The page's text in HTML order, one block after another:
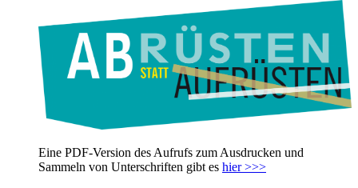
Eine PDF-Version des Aufrufs zum Ausdrucken und
Sammeln von Unterschriften gibt es hier >>>